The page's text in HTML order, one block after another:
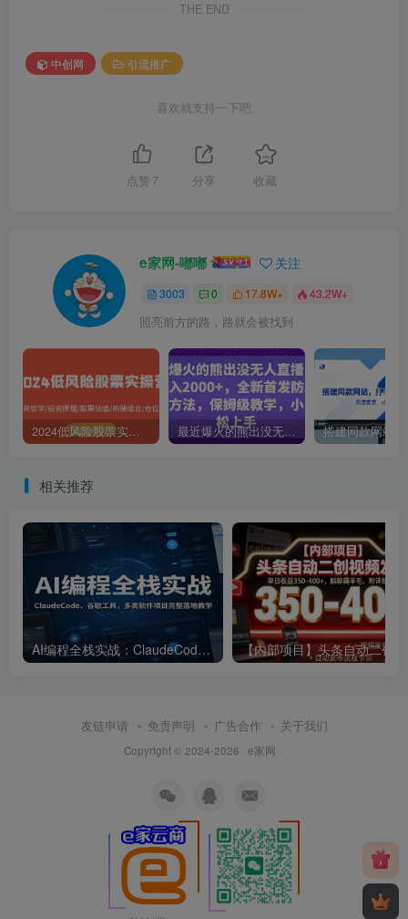
THE END
中创网 引流推广
喜欢就支持一下吧
点赞 7 分享 收藏
e家网-嘟嘟 关注
3003 0 17.8W+ 43.2W+
照亮前方的路，路就会被找到
2024低风险股票实操营：投资哲学/投资原理/股票估值/构建组合/仓位控制 最近爆火的熊出没无人直播，轻松日入2000+，全新首发防版权违规方法【揭秘】
相关推荐
AI编程全栈实战：ClaudeCode、谷歌工具，多类软件项目完整落地教学
友链申请 免责声明 广告合作 关于我们
Copyright © 2024-2026 · e家网 ·